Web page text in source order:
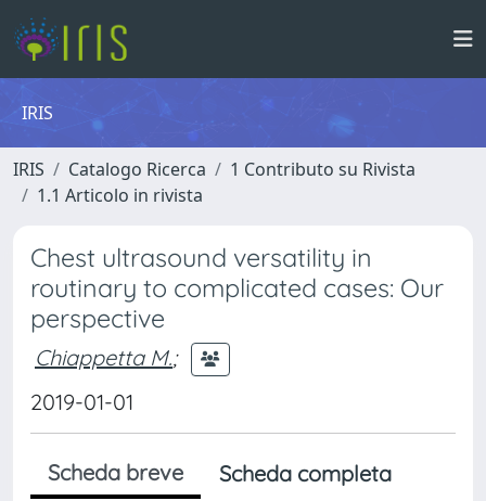
IRIS
IRIS Catalogo Ricerca
1 Contributo su Rivista
1.1 Articolo in rivista
Chest ultrasound versatility in
routinary to complicated cases: Our
perspective
Chiappetta M.;
2019-01-01
Scheda breve
Scheda completa